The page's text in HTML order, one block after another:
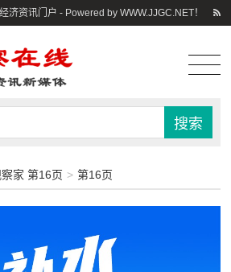
济资讯门户 - Powered by WWW.JJGC.NET！
家 第16页 > 第16页